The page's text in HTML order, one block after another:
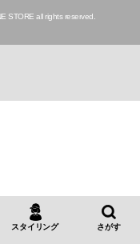
STORE all rights reserved.
スタイリング さがす